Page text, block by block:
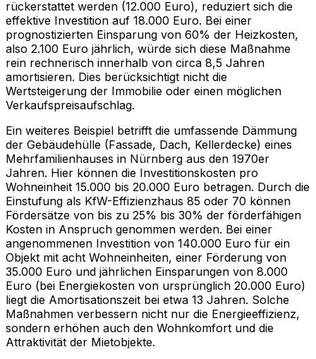
rückerstattet werden (12.000 Euro), reduziert sich die
effektive Investition auf 18.000 Euro. Bei einer
prognostizierten Einsparung von 60% der Heizkosten,
also 2.100 Euro jährlich, würde sich diese Maßnahme
rein rechnerisch innerhalb von circa 8,5 Jahren
amortisieren. Dies berücksichtigt nicht die
Wertsteigerung der Immobilie oder einen möglichen
Verkaufspreisaufschlag.
Ein weiteres Beispiel betrifft die umfassende Dämmung
der Gebäudehülle (Fassade, Dach, Kellerdecke) eines
Mehrfamilienhauses in Nürnberg aus den 1970er
Jahren. Hier können die Investitionskosten pro
Wohneinheit 15.000 bis 20.000 Euro betragen. Durch die
Einstufung als KfW-Effizienzhaus 85 oder 70 können
Fördersätze von bis zu 25% bis 30% der förderfähigen
Kosten in Anspruch genommen werden. Bei einer
angenommenen Investition von 140.000 Euro für ein
Objekt mit acht Wohneinheiten, einer Förderung von
35.000 Euro und jährlichen Einsparungen von 8.000
Euro (bei Energiekosten von ursprünglich 20.000 Euro)
liegt die Amortisationszeit bei etwa 13 Jahren. Solche
Maßnahmen verbessern nicht nur die Energieeffizienz,
sondern erhöhen auch den Wohnkomfort und die
Attraktivität der Mietobjekte.